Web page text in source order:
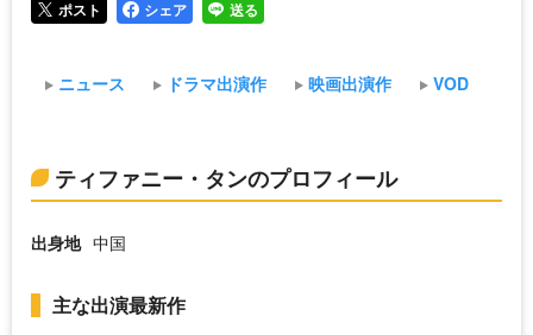
ポスト シェア 送る
ニュース ドラマ出演作 映画出演作 VOD
ティファニー・タンのプロフィール
出身地 中国
主な出演最新作